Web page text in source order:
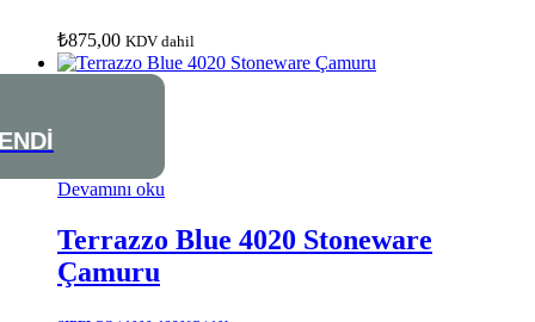
₺875,00 KDV dahil
Devamını oku
Terrazzo Blue 4020 Stoneware
Çamuru